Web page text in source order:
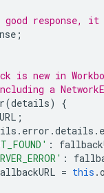
response, it
;
is new in
a
(details)
{
;
. error .details .
:
:
= this .